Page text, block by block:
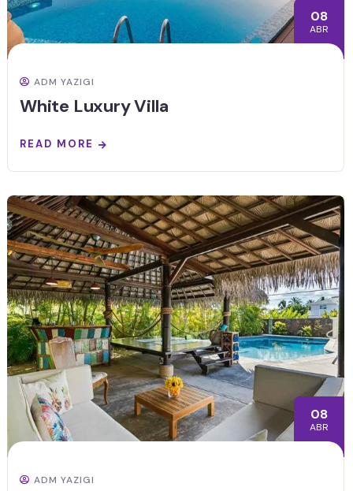
08
ABR
ADM YAZIGI
White Luxury Villa
READ MORE
08
ABR
ADM YAZIGI